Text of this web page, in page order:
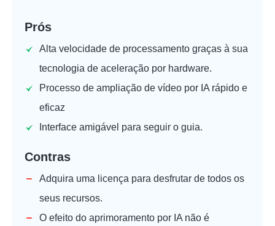
Prós
Alta velocidade de processamento graças à sua
tecnologia de aceleração por hardware.
Processo de ampliação de vídeo por IA rápido e
eficaz
Interface amigável para seguir o guia.
Contras
Adquira uma licença para desfrutar de todos os
seus recursos.
O efeito do aprimoramento por IA não é